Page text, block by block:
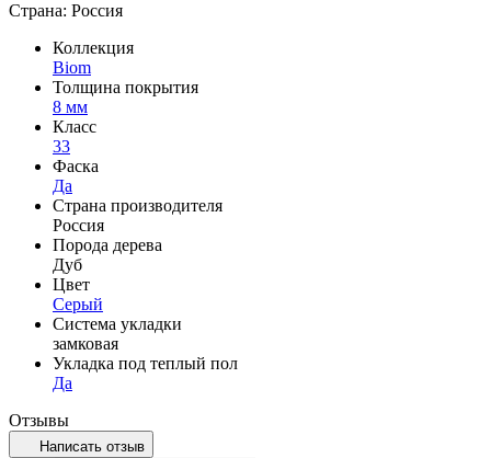
Страна: Россия
Коллекция
Biom
Толщина покрытия
8 мм
Класс
33
Фаска
Да
Страна производителя
Россия
Порода дерева
Дуб
Цвет
Серый
Система укладки
замковая
Укладка под теплый пол
Да
Отзывы
Написать отзыв